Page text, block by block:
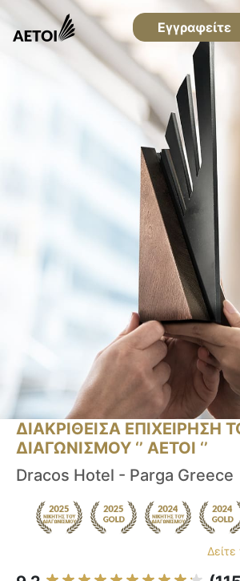
Εγγραφείτε
ΔΙΑΚΡΙΘΕΙΣΑ ΕΠΙΧΕΙΡΗΣΗ
ΔΙΑΓΩΝΙΣΜΟΥ ‘’ ΑΕΤΟΙ ‘’
Dracos Hotel - Parga Greece